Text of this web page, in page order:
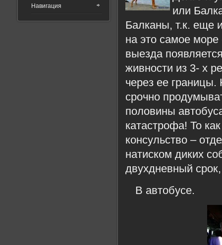
или
Балканы, т.к. еще
на это самое море
выезда
живности из 3- х
через ее
срочно
половины
катастрофа! То
консульство –
натиском диких
двухдневный
В автобусе.
Навигация